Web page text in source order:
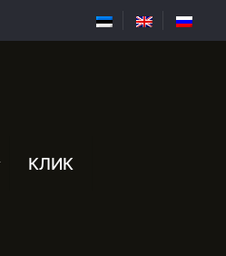
КЛИК